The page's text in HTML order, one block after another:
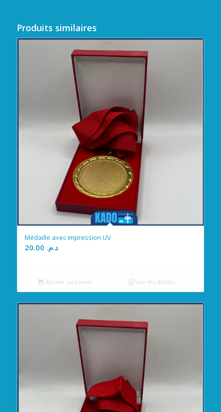
Produits similaires
Médaille avec impression UV
د.م.
Ajouter au panier Voir les détails